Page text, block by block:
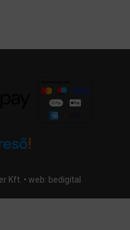
Kft. • web: bedigital